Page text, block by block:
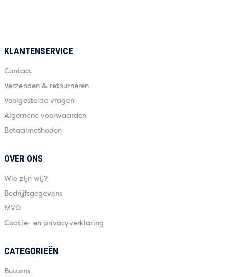
KLANTENSERVICE
Contact
Verzenden & retourneren
Veelgestelde vragen
Algemene voorwaarden
Betaalmethoden
OVER ONS
Wie zijn wij?
Bedrijfsgegevens
MVO
Cookie- en privacyverklaring
CATEGORIEËN
Buttons